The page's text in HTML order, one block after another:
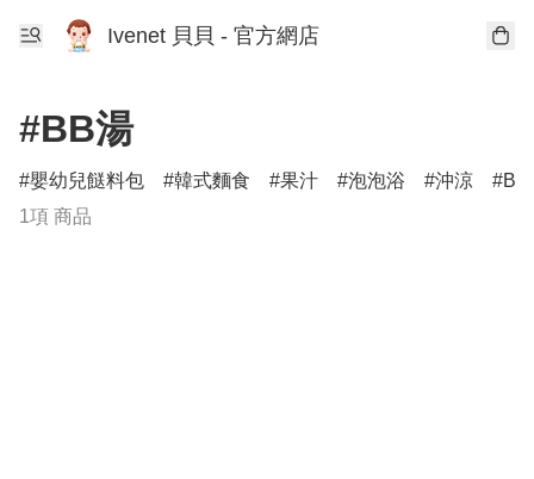
Ivenet 貝貝 - 官方網店
#BB湯
嬰幼兒餸料包 韓式麵食 果汁 泡泡浴 沖涼
BB
1項 商品